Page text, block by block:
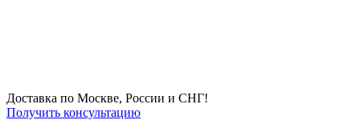
Доставка по Москве, России и СНГ!
Получить консультацию